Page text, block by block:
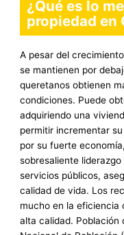
¿Qué es lo
propiedad en
A pesar del
se mantienen por
queretanos obtienen
condiciones. Puede
adquiriendo una
permitir incrementar
por su fuerte
sobresaliente
servicios públicos,
calidad de vida. Los
mucho en la eficiencia
alta calidad. Población